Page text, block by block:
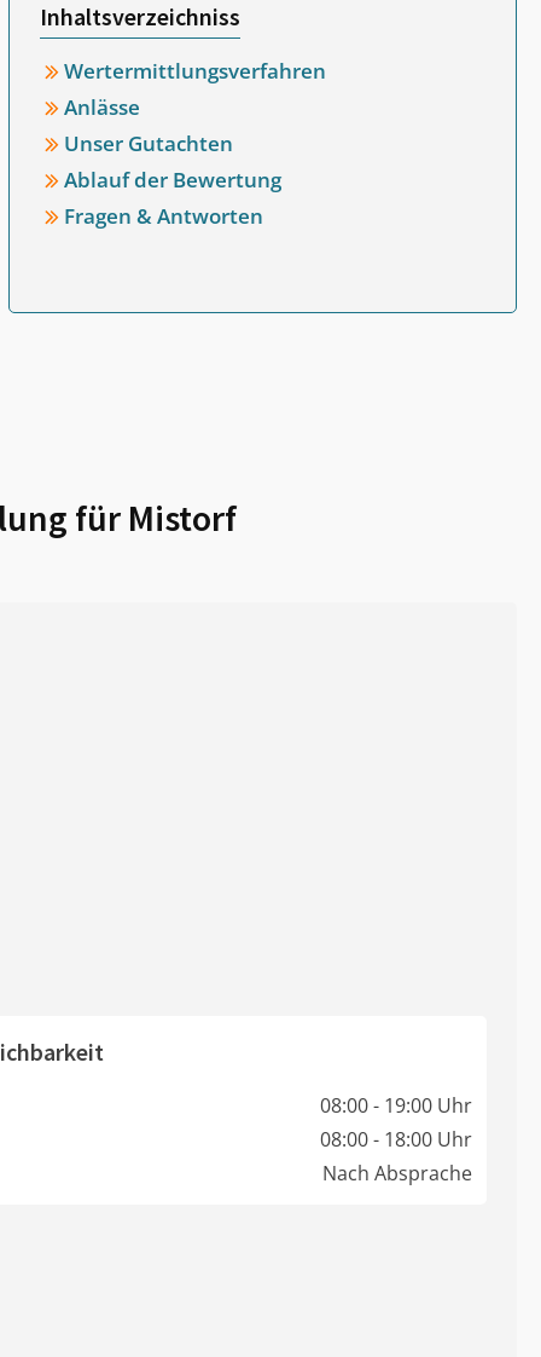
Inhaltsverzeichniss
Wertermittlungsverfahren
Anlässe
Unser Gutachten
Ablauf der Bewertung
Fragen & Antworten
für Mistorf
08:00 - 19:00 Uhr
08:00 - 18:00 Uhr
Nach Absprache